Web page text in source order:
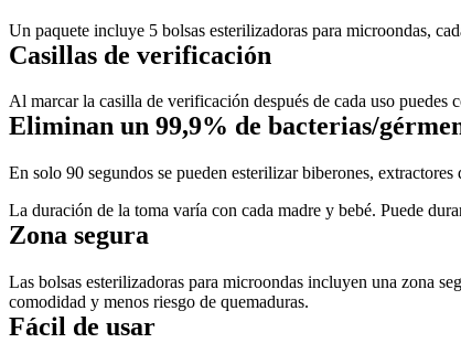
Un paquete incluye 5 bolsas esterilizadoras para microondas,
Casillas de verificación
Al marcar la casilla de verificación después de cada uso puedes
Eliminan un 99,9% de bacterias/
En solo 90 segundos se pueden esterilizar biberones,
La duración de la toma varía con cada madre y bebé. Puede
Zona segura
Las bolsas esterilizadoras para microondas incluyen una zona
comodidad y menos riesgo de quemaduras.
Fácil de usar